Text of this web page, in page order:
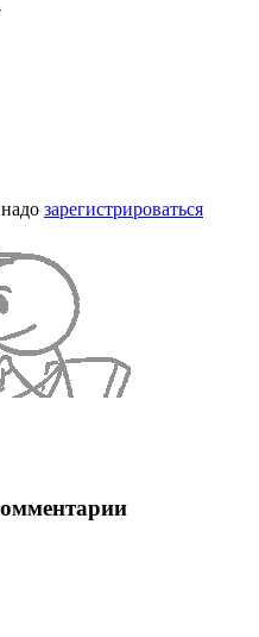
зарегистрироваться